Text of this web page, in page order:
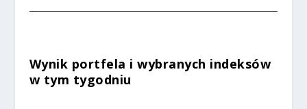
Wynik portfela i wybranych indeksów
w tym tygodniu